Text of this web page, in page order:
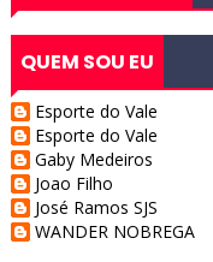
QUEM SOU EU
Esporte do Vale
Esporte do Vale
Gaby Medeiros
Joao Filho
José Ramos SJS
WANDER NOBREGA